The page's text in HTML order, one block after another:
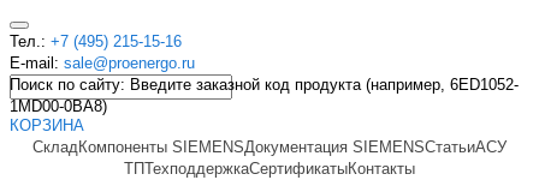
Тел.: +7 (495) 215-15-16
E-mail: sale@proenergo.ru
Поиск по сайту: Введите заказной код продукта (например, 6ED1052-
1MD00-0BA8)
КОРЗИНА
СкладКомпоненты SIEMENSДокументация SIEMENSСтатьиАСУ
ТПТехподдержкаСертификатыКонтакты